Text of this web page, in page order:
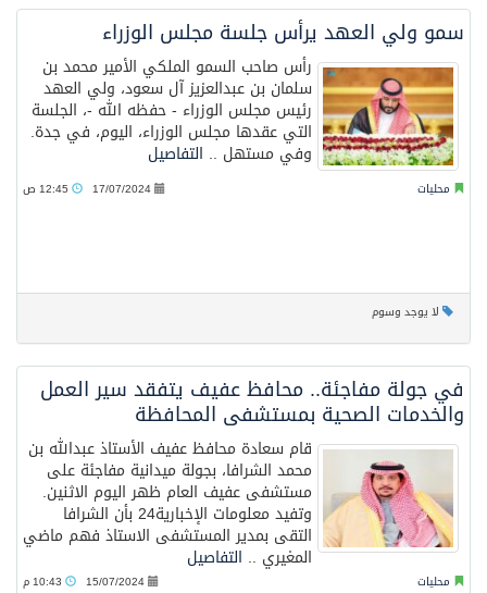
سمو ولي العهد يرأس جلسة مجلس الوزراء
رأس صاحب السمو الملكي الأمير محمد بن
سلمان بن عبدالعزيز آل سعود، ولي العهد
رئيس مجلس الوزراء - حفظه الله -، الجلسة
التي عقدها مجلس الوزراء، اليوم، في جدة.
وفي مستهل .. التفاصيل
محليات 17/07/2024
لا يوجد وسوم
في جولة مفاجئة.. محافظ عفيف يتفقد سير العمل
والخدمات الصحية بمستشفى المحافظة
قام سعادة محافظ عفيف الأستاذ عبدالله بن
محمد الشرافا، بجولة ميدانية مفاجئة على
مستشفى عفيف العام ظهر اليوم الاثنين.
وتفيد معلومات الإخبارية24 بأن الشرافا
التقى بمدير المستشفى الاستاذ فهم ماضي
المغيري .. التفاصيل
محليات 15/07/2024